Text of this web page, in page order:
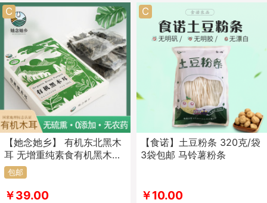
C
【她念她乡】 有机东北黑木
耳 无增重纯素食有机黑木耳
东北长白山特产她念她乡农
产品独立包装无根干货
包邮
￥39.00
C
【食诺】土豆粉条 320克/袋
3袋包邮 马铃薯粉条
￥10.00